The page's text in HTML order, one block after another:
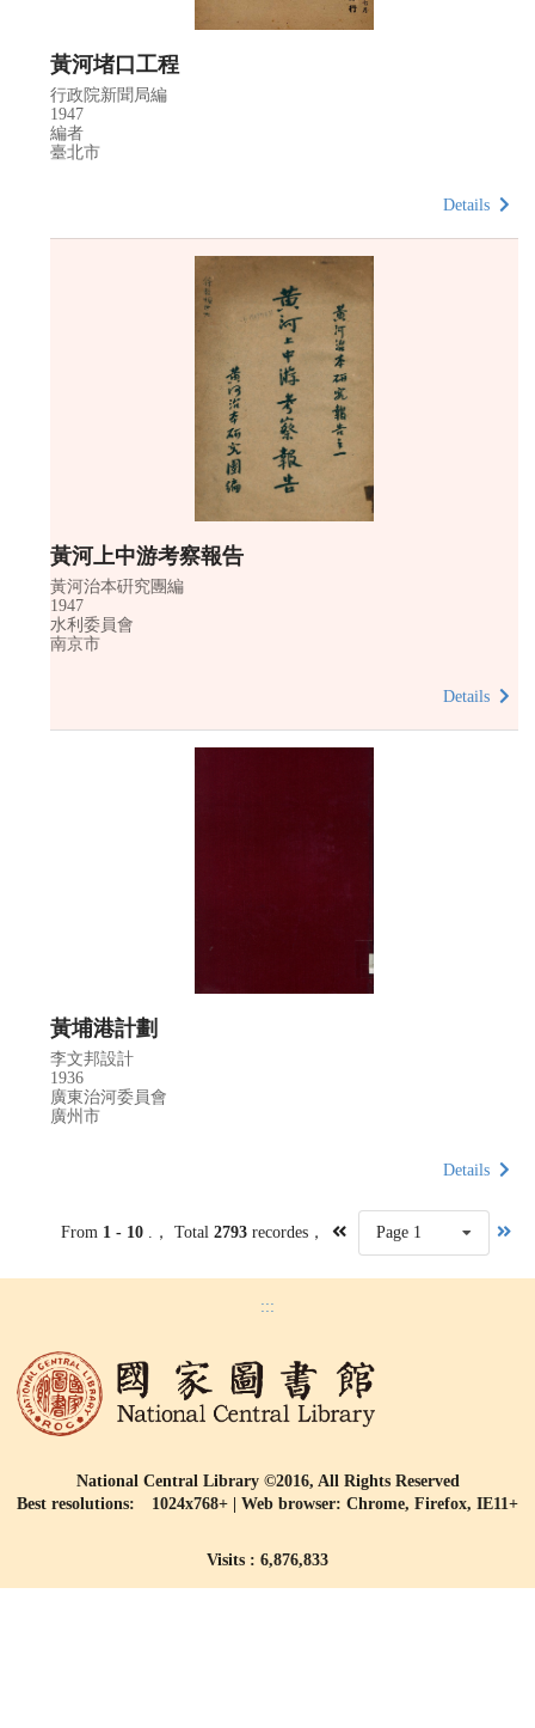
黃河堵口工程
行政院新聞局編
1947
編者
臺北市
Details
黃河上中游考察報告
黃河治本硏究團編
1947
水利委員會
南京市
Details
黃埔港計劃
李文邦設計
1936
廣東治河委員會
廣州市
Details
From 1 - 10 .， Total 2793recordes， Page 1
:::
National Central Library ©2016, All Rights Reserved
Best resolutions: 1024x768+ | Web browser: Chrome, Firefox, IE11+
Visits : 6,876,833